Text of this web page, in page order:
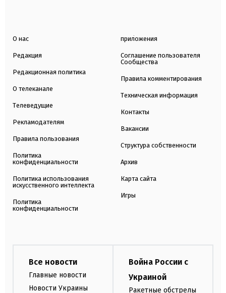
О нас
Редакция
Редакционная политика
О телеканале
Телеведущие
Рекламодателям
Правила пользования
Политика
конфиденциальности
Политика использования
искусственного интеллекта
Политика
конфиденциальности
приложения
Соглашение пользователя
Сообщества
Правила комментирования
Техническая информация
Контакты
Вакансии
Структура собственности
Архив
Карта сайта
Игры
Все новости
Главные новости
Новости Украины
Война России с
Украиной
Ракетные обстрелы